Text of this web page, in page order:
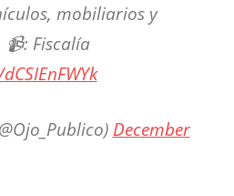
mobiliarios y
Fiscalía
December